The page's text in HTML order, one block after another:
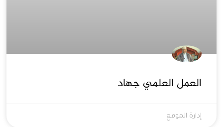
العمل العلمي جهاد
إدارة الموقع